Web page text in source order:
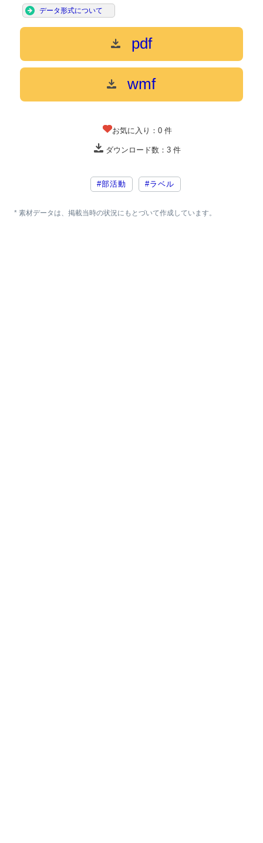
データ形式について
pdf
wmf
お気に入り：0 件
ダウンロード数：3 件
#部活動 #ラベル
* 素材データは、掲載当時の状況にもとづいて作成しています。